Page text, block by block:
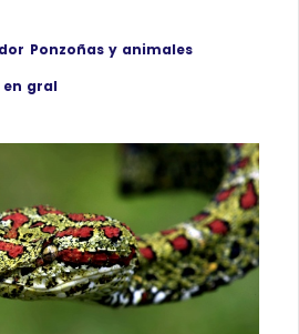
Ponzoñas y animales
gral